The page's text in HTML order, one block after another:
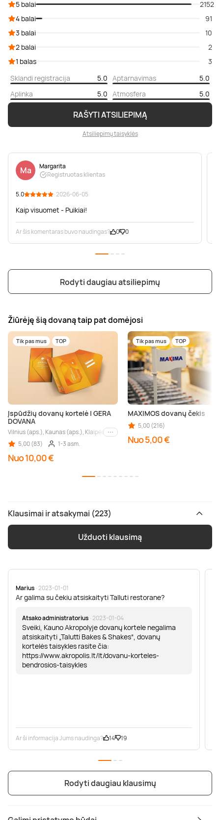
RAŠYTI ATSILIEPIMĄ
Atsiliepimų taisyklės
5 balai
2152
4 balai
91
3 balai
10
2 balai
2
1 balas
3
Sklandi registracija
5.0 Aptarnavimas
5.0
Aplinka
5.0 Atmosfera 5.0
Ma
Margarita
Registruotas klientas
5.0 · 2026-06-05
Kaip visuomet - Puikiai!
Ar šis komentaras buvo naudingas? 0 0
Rodyti daugiau atsiliepimų
Žiūrėję šią dovaną taip pat domėjosi
Tik pas mus TOP
Įspūdžių dovanų kortelė | GERA
DOVANA
Vilnius (aps.), Kaunas (aps.), Klaipėda (aps.), Palanga (aps.), Nida (aps.),
Kiti miestai
5,00 (83)
1-3 asm.
Nuo 10,00 €
Tik pas mus TOP
MAXIMOS dovanų čekis
5,00 (216)
Nuo 5,00 €
Klausimai ir atsakymai (223)
Užduoti klausimą
Marius · 2023-01-01
Ar galima su čekiu atsiskaityti Talluti restorane?
Atsako administratorius · 2023-01-04
Sveiki, Kauno Akropolyje dovanų kortele negalima
atsiskaityti „Talutti Bakes & Shakes“, dovanų
kortelės taisykles rasite čia:
https://www.akropolis.lt/lt/dovanu-korteles-
bendrosios-taisykles
Ar ši informacija Jums naudinga? 14 19
Rodyti daugiau klausimų